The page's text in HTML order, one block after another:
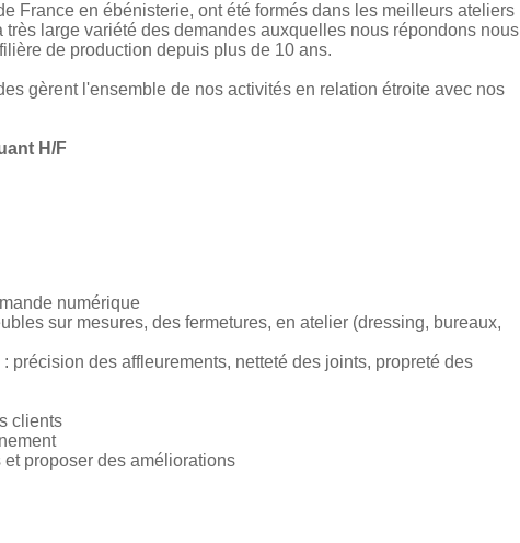
France en ébénisterie, ont été formés dans les meilleurs ateliers
large variété des demandes auxquelles nous répondons nous
de production depuis plus de 10 ans.
gèrent l'ensemble de nos activités en relation étroite avec nos
H/F
numérique
sur mesures, des fermetures, en atelier (dressing, bureaux,
précision des affleurements, netteté des joints, propreté des
clients
proposer des améliorations